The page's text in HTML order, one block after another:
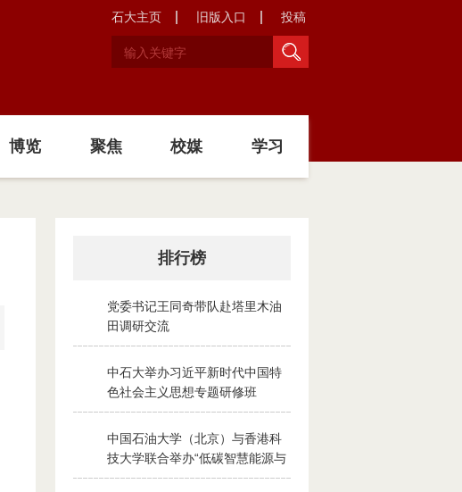
石大主页 旧版入口 投稿
博览 聚焦 校媒 学习
排行榜
党委书记王同奇带队赴塔里木油
田调研交流
2026-08-02
中石大举办习近平新时代中国特
色社会主义思想专题研修班
2026-07-28
中国石油大学（北京）与香港科
技大学联合举办“低碳智慧能源与
绿色碳循环”京港夏令营